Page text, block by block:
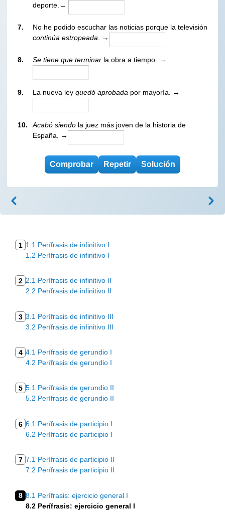
deporte.→
7.
No he podido escuchar las noticias porque la televisión
continúa estropeada . →
8. Se tiene que terminar la obra a tiempo. →
9. La nueva ley quedó aprobada por mayoría. →
10. Acabó siendo la juez más joven de la historia de
España. →
1 1.1 Perífrasis de infinitivo I
1.2 Perífrasis de infinitivo I
2 2.1 Perífrasis de infinitivo II
2.2 Perífrasis de infinitivo II
3 3.1 Perífrasis de infinitivo III
3.2 Perífrasis de infinitivo III
4 4.1 Perífrasis de gerundio I
4.2 Perífrasis de gerundio I
5 5.1 Perífrasis de gerundio II
5.2 Perífrasis de gerundio II
6 6.1 Perífrasis de participio I
6.2 Perífrasis de participio I
7 7.1 Perífrasis de participio II
7.2 Perífrasis de participio II
8 8.1 Perífrasis: ejercicio general I
8.2 Perífrasis: ejercicio general I